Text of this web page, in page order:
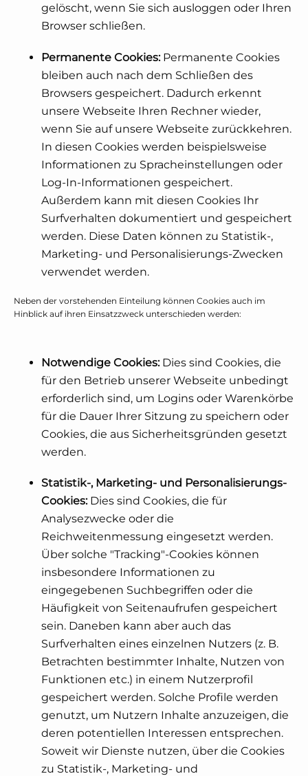
gelöscht, wenn Sie sich ausloggen oder Ihren
Browser schließen.
Permanente Cookies: Permanente Cookies
bleiben auch nach dem Schließen des
Browsers gespeichert. Dadurch erkennt
unsere Webseite Ihren Rechner wieder,
wenn Sie auf unsere Webseite zurückkehren.
In diesen Cookies werden beispielsweise
Informationen zu Spracheinstellungen oder
Log-In-Informationen gespeichert.
Außerdem kann mit diesen Cookies Ihr
Surfverhalten dokumentiert und gespeichert
werden. Diese Daten können zu Statistik-,
Marketing- und Personalisierungs-Zwecken
verwendet werden.
Neben der vorstehenden Einteilung können Cookies auch im
Hinblick auf ihren Einsatzzweck unterschieden werden:
Notwendige Cookies:Dies sind Cookies, die
für den Betrieb unserer Webseite unbedingt
erforderlich sind, um Logins oder Warenkörbe
für die Dauer Ihrer Sitzung zu speichern oder
Cookies, die aus Sicherheitsgründen gesetzt
werden.
Statistik-, Marketing- und Personalisierungs-
Cookies:Dies sind Cookies, die für
Analysezwecke oder die
Reichweitenmessung eingesetzt werden.
Über solche "Tracking"-Cookies können
insbesondere Informationen zu
eingegebenen Suchbegriffen oder die
Häufigkeit von Seitenaufrufen gespeichert
sein. Daneben kann aber auch das
Surfverhalten eines einzelnen Nutzers (z. B.
Betrachten bestimmter Inhalte, Nutzen von
Funktionen etc.) in einem Nutzerprofil
gespeichert werden. Solche Profile werden
genutzt, um Nutzern Inhalte anzuzeigen, die
deren potentiellen Interessen entsprechen.
Soweit wir Dienste nutzen, über die Cookies
zu Statistik-, Marketing- und